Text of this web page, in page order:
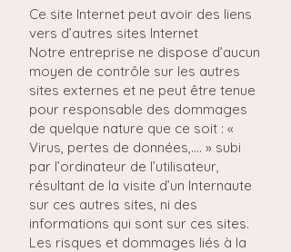
Ce site Internet peut avoir des liens
vers d’autres sites Internet
Notre entreprise ne dispose d’aucun
moyen de contrôle sur les autres
sites externes et ne peut être tenue
pour responsable des dommages
de quelque nature que ce soit : «
Virus, pertes de données,…. » subi
par l’ordinateur de l’utilisateur,
résultant de la visite d’un Internaute
sur ces autres sites, ni des
informations qui sont sur ces sites.
Les risques et dommages liés à la